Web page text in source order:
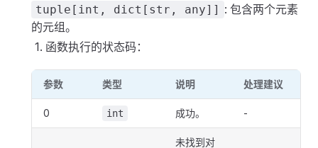
tuple[int, dict[str, any]] : 包含两个元素
的元组。
函数执行的状态码：
参数 类型 说明 处理建议
0 int 成功。 -
未找到对